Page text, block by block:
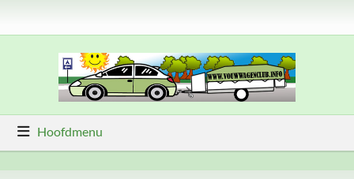
Hoofdmenu